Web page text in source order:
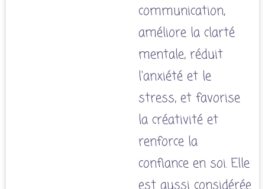
communication,
améliore la clarté
mentale, réduit
l'anxiété et le
stress, et favorise
la créativité et
renforce la
confiance en soi. Elle